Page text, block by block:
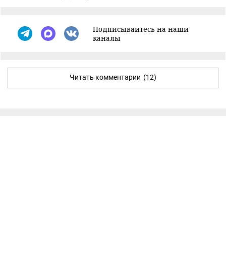
Подписывайтесь на наши
каналы
Читать комментарии (12)